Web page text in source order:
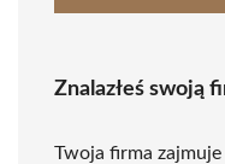
Znalazłeś swoją
Twoja firma